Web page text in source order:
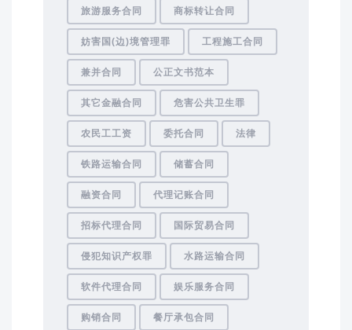
旅游服务合同 商标转让合同
妨害国(边)境管理罪 工程施工合同
兼并合同 公正文书范本
其它金融合同 危害公共卫生罪
农民工工资 委托合同 法律
铁路运输合同 储蓄合同
融资合同 代理记账合同
招标代理合同 国际贸易合同
侵犯知识产权罪 水路运输合同
软件代理合同 娱乐服务合同
购销合同 餐厅承包合同